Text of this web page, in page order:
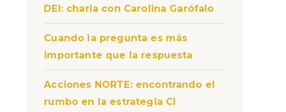
DEI: charla con Carolina Garófalo
Cuando la pregunta es más
importante que la respuesta
Acciones NORTE: encontrando el
rumbo en la estrategia CI